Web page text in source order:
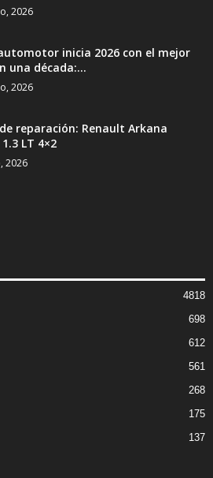
2026
inicia 2026 con el mejor
una década:...
2026
reparación: Renault Arkana
LT 4×2
2026
4818
698
612
561
268
175
137